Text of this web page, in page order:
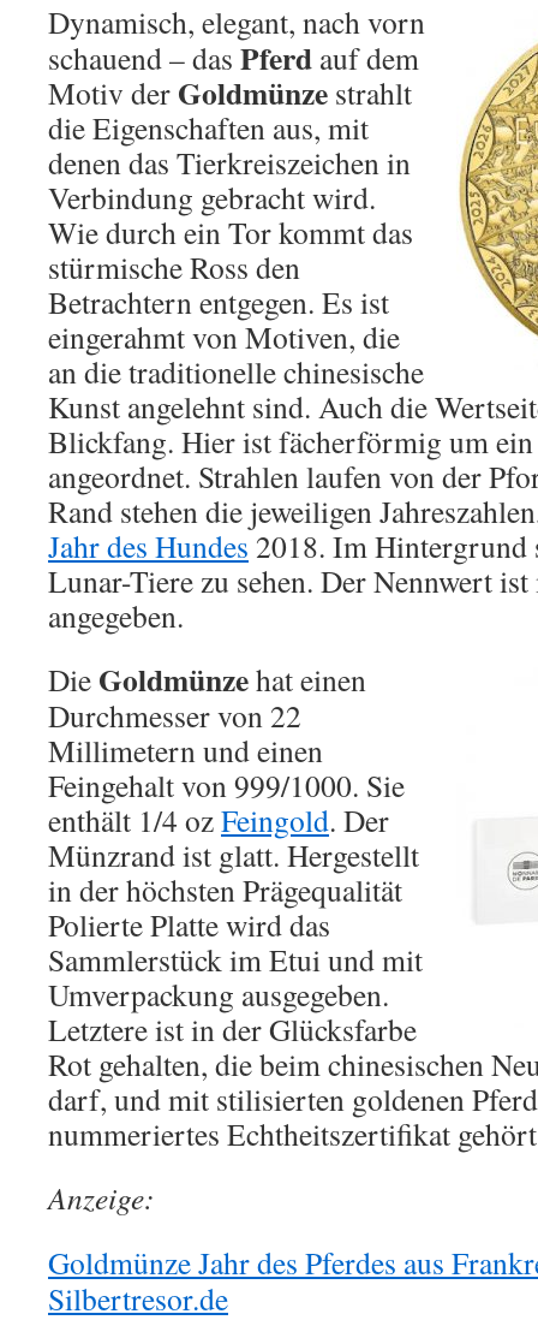
Dynamisch, elegant, nach vorn
schauend – das Pferd auf dem
Motiv der Goldmünze strahlt
die Eigenschaften aus, mit
denen das Tierkreiszeichen in
Verbindung gebracht wird.
Wie durch ein Tor kommt das
stürmische Ross den
Betrachtern entgegen. Es ist
eingerahmt von Motiven, die
an die traditionelle chinesische
Kunst angelehnt sind. Auch die
Blickfang. Hier ist fächerförmig um
angeordnet. Strahlen laufen von der
Rand stehen die jeweiligen
Jahr des Hundes 2018. Im Hintergrund
Lunar-Tiere zu sehen. Der Nennwert
angegeben.
Die Goldmünzehat einen
Durchmesser von 22
Millimetern und einen
Feingehalt von 999/1000. Sie
enthält 1/4 ozFeingold. Der
Münzrand ist glatt. Hergestellt
in der höchsten Prägequalität
Polierte Platte wird das
Sammlerstück im Etui und mit
Umverpackung ausgegeben.
Letztere ist in der Glücksfarbe
Rot gehalten, die beim chinesischen
darf, und mit stilisierten goldenen
nummeriertes Echtheitszertifikat
Anzeige:
Goldmünze Jahr des Pferdes aus
Silbertresor.de